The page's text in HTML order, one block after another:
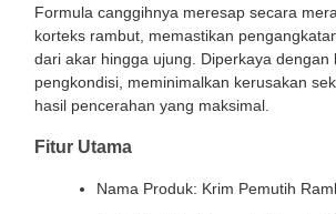
Formula canggihnya meresap secara
korteks rambut, memastikan
dari akar hingga ujung. Diperkaya dengan
pengkondisi, meminimalkan kerusakan
hasil pencerahan yang maksimal.
Fitur Utama
Nama Produk: Krim Pemutih